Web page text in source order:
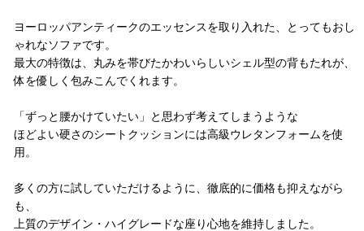
ヨーロッパアンティークのエッセンスを取り入れた、とってもおし
ゃれなソファです。
最大の特徴は、丸みを帯びたかわいらしいシェル型の背もたれが、
体を優しく包みこんでくれます。
「ずっと腰かけていたい」と思わず考えてしまうような
ほどよい硬さのシートクッションには高級ウレタンフォームを使
用。
多くの方に試していただけるように、徹底的に価格も抑えながら
も、
上質のデザイン・ハイグレードな座り心地を維持しました。